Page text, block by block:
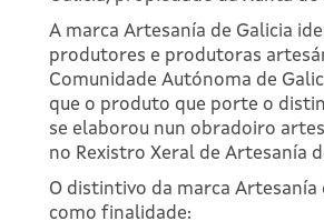
A marca Artesanía de Galicia
produtores e produtoras
Comunidade Autónoma de
que o produto que porte o
se elaborou nun obradoiro
no Rexistro Xeral de Artesanía
O distintivo da marca Artesanía
como finalidade: